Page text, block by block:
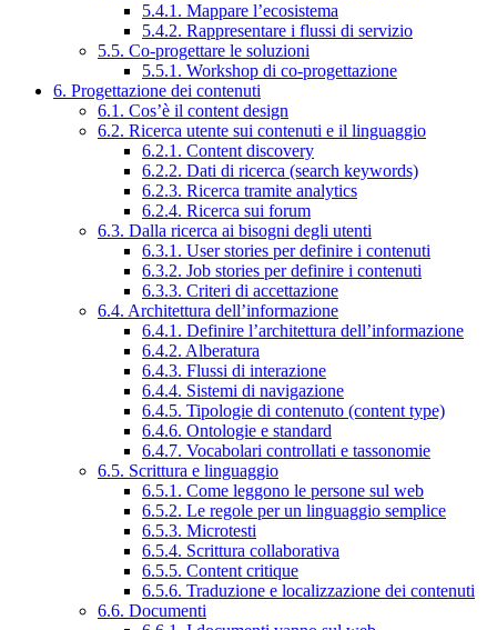
5.4.1. Mappare l’ecosistema
5.4.2. Rappresentare i flussi di servizio
5.5. Co-progettare le soluzioni
5.5.1. Workshop di co-progettazione
6. Progettazione dei contenuti
6.1. Cos’è il content design
6.2. Ricerca utente sui contenuti e il linguaggio
6.2.1. Content discovery
6.2.2. Dati di ricerca (search keywords)
6.2.3. Ricerca tramite analytics
6.2.4. Ricerca sui forum
6.3. Dalla ricerca ai bisogni degli utenti
6.3.1. User stories per definire i contenuti
6.3.2. Job stories per definire i contenuti
6.3.3. Criteri di accettazione
6.4. Architettura dell’informazione
6.4.1. Definire l’architettura dell’informazione
6.4.2. Alberatura
6.4.3. Flussi di interazione
6.4.4. Sistemi di navigazione
6.4.5. Tipologie di contenuto (content type)
6.4.6. Ontologie e standard
6.4.7. Vocabolari controllati e tassonomie
6.5. Scrittura e linguaggio
6.5.1. Come leggono le persone sul web
6.5.2. Le regole per un linguaggio semplice
6.5.3. Microtesti
6.5.4. Scrittura collaborativa
6.5.5. Content critique
6.5.6. Traduzione e localizzazione dei contenuti
6.6. Documenti